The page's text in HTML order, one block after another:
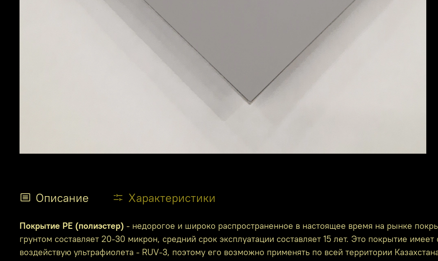
Описание Характеристики
Покрытие PE (полиэстер) - недорогое и широко распространенное в настоящее время на рынке
грунтом составляет 20-30 микрон, средний срок эксплуатации составляет 15 лет. Это покрытие
воздействую ультрафиолета - RUV-3, поэтому его возможно применять по всей территории